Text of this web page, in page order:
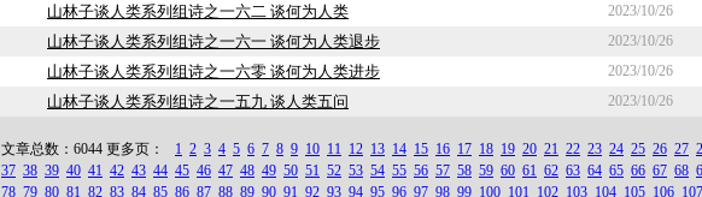
山林子谈人类系列组诗之一六二 谈何为人类 2023/10/26
山林子谈人类系列组诗之一六一 谈何为人类退步 2023/10/26
山林子谈人类系列组诗之一六零 谈何为人类进步 2023/10/26
山林子谈人类系列组诗之一五九 谈人类五问 2023/10/26
文章总数：6044 更多页： 1 2 3 4 5 6 7 8 9 10 11 12 13 14 15 16 17 18 19 20 21 22 23 24 25 26 27
37 38 39 40 41 42 43 44 45 46 47 48 49 50 51 52 53 54 55 56 57 58 59 60 61 62 63 64 65 66 67 68
78 79 80 81 82 83 84 85 86 87 88 89 90 91 92 93 94 95 96 97 98 99 100 101 102 103 104 105 106 107